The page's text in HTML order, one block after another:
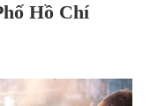
Hồ Chí